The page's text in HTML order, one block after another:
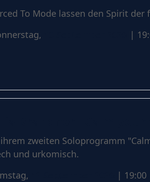
To Mode lassen den Spirit
|
zweiten Soloprogramm
und urkomisch.
| 19:00